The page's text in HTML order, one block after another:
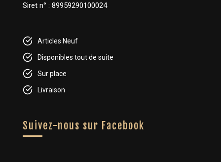
Siret n° : 89959290100024
Articles Neuf
Disponibles tout de suite
Sur place
Livraison
Suivez-nous sur Facebook